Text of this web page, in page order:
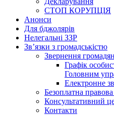
СТОП КОРУПЦІЯ
Анонси
Для бджолярів
Нелегальні ЗЗР
Зв’язки з громадськістю
Звернення громадян
Графік
Головним
Електронне
Безоплатна
Консультативний
Контакти